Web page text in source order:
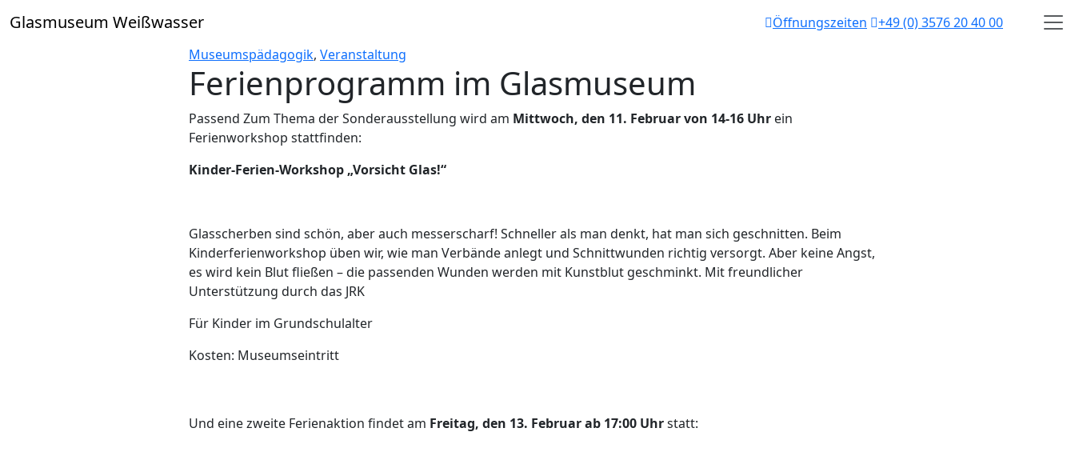
toGlasmuseum Weißwasser Öffnungszeiten
+49 (0) 3576 20 40 00
Museumspädagogik, Veranstaltung
Ferienprogramm im Glasmuseum
Passend Zum Thema der Sonderausstellung wird am Mittwoch, den 11. Februar von 14-16 Uhr ein
Ferienworkshop stattfinden:
Kinder-Ferien-Workshop „Vorsicht Glas!“
Glasscherben sind schön, aber auch messerscharf! Schneller als man denkt, hat man sich geschnitten. Beim
Kinderferienworkshop üben wir, wie man Verbände anlegt und Schnittwunden richtig versorgt. Aber keine Angst,
es wird kein Blut fließen – die passenden Wunden werden mit Kunstblut geschminkt. Mit freundlicher
Unterstützung durch das JRK
Für Kinder im Grundschulalter
Kosten: Museumseintritt
Und eine zweite Ferienaktion findet am Freitag, den 13. Februar ab 17:00 Uhrstatt: